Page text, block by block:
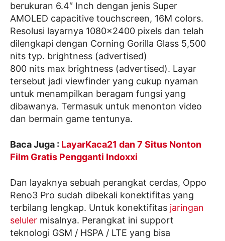
berukuran 6.4″ Inch dengan jenis Super
AMOLED capacitive touchscreen, 16M colors.
Resolusi layarnya 1080×2400 pixels dan telah
dilengkapi dengan Corning Gorilla Glass 5,500
nits typ. brightness (advertised)
800 nits max brightness (advertised). Layar
tersebut jadi viewfinder yang cukup nyaman
untuk menampilkan beragam fungsi yang
dibawanya. Termasuk untuk menonton video
dan bermain game tentunya.
Baca Juga : LayarKaca21 dan 7 Situs Nonton
Film Gratis Pengganti Indoxxi
Dan layaknya sebuah perangkat cerdas, Oppo
Reno3 Pro sudah dibekali konektifitas yang
terbilang lengkap. Untuk konektifitas jaringan
seluler misalnya. Perangkat ini support
teknologi GSM / HSPA / LTE yang bisa